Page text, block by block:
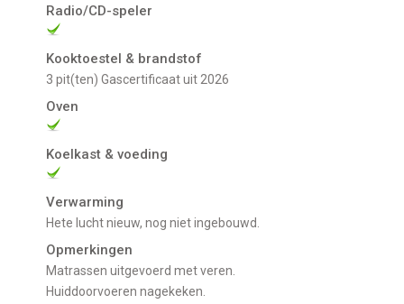
Radio/CD-speler
Kooktoestel & brandstof
3 pit(ten) Gascertificaat uit 2026
Oven
Koelkast & voeding
Verwarming
Hete lucht nieuw, nog niet ingebouwd.
Opmerkingen
Matrassen uitgevoerd met veren.
Huiddoorvoeren nagekeken.